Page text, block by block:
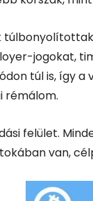
jogokat,
túl is, így
rémálom.
felület.
van,